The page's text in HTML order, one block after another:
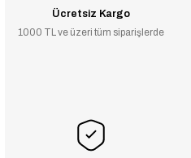
Ücretsiz Kargo
1000 TL ve üzeri tüm siparişlerde